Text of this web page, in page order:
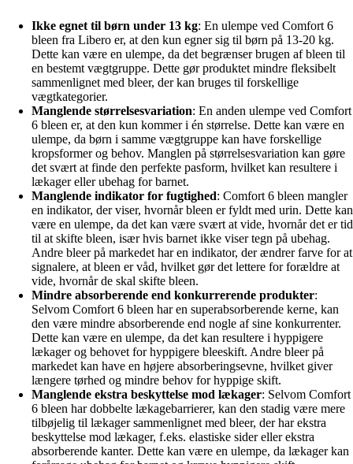
Ikke egnet til børn under 13 kg: En ulempe ved Comfort 6
bleen fra Libero er, at den kun egner sig til børn på 13-20 kg.
Dette kan være en ulempe, da det begrænser brugen af bleen til
en bestemt vægtgruppe. Dette gør produktet mindre fleksibelt
sammenlignet med bleer, der kan bruges til forskellige
vægtkategorier.
Manglende størrelsesvariation: En anden ulempe ved Comfort
6 bleen er, at den kun kommer i én størrelse. Dette kan være en
ulempe, da børn i samme vægtgruppe kan have forskellige
kropsformer og behov. Manglen på størrelsesvariation kan gøre
det svært at finde den perfekte pasform, hvilket kan resultere i
lækager eller ubehag for barnet.
Manglende indikator for fugtighed: Comfort 6 bleen mangler
en indikator, der viser, hvornår bleen er fyldt med urin. Dette kan
være en ulempe, da det kan være svært at vide, hvornår det er tid
til at skifte bleen, især hvis barnet ikke viser tegn på ubehag.
Andre bleer på markedet har en indikator, der ændrer farve for at
signalere, at bleen er våd, hvilket gør det lettere for forældre at
vide, hvornår de skal skifte bleen.
Mindre absorberende end konkurrerende produkter:
Selvom Comfort 6 bleen har en superabsorberende kerne, kan
den være mindre absorberende end nogle af sine konkurrenter.
Dette kan være en ulempe, da det kan resultere i hyppigere
lækager og behovet for hyppigere bleeskift. Andre bleer på
markedet kan have en højere absorberingsevne, hvilket giver
længere tørhed og mindre behov for hyppige skift.
Manglende ekstra beskyttelse mod lækager: Selvom Comfort
6 bleen har dobbelte lækagebarrierer, kan den stadig være mere
tilbøjelig til lækager sammenlignet med bleer, der har ekstra
beskyttelse mod lækager, f.eks. elastiske sider eller ekstra
absorberende kanter. Dette kan være en ulempe, da lækager kan